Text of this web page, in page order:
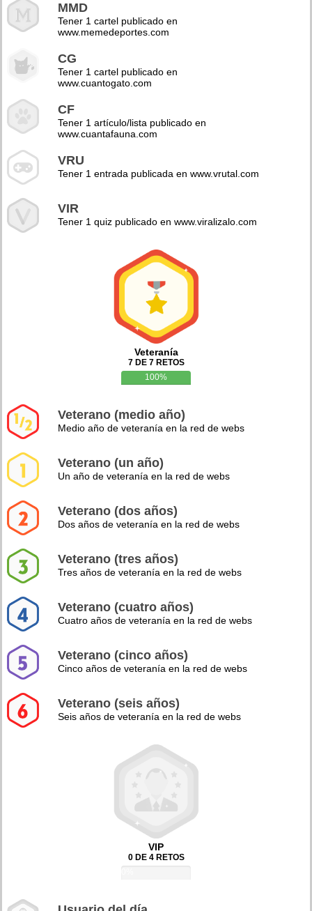
MMD
Tener 1 cartel publicado en
www.memedeportes.com
CG
Tener 1 cartel publicado en
www.cuantogato.com
CF
Tener 1 artículo/lista publicado en
www.cuantafauna.com
VRU
Tener 1 entrada publicada en www.vrutal.com
VIR
Tener 1 quiz publicado en www.viralizalo.com
Veteranía
7 DE 7 RETOS
100%
Veterano (medio año)
Medio año de veteranía en la red de webs
Veterano (un año)
Un año de veteranía en la red de webs
Veterano (dos años)
Dos años de veteranía en la red de webs
Veterano (tres años)
Tres años de veteranía en la red de webs
Veterano (cuatro años)
Cuatro años de veteranía en la red de webs
Veterano (cinco años)
Cinco años de veteranía en la red de webs
Veterano (seis años)
Seis años de veteranía en la red de webs
VIP
0 DE 4 RETOS